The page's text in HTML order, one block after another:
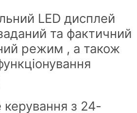
LED дисплей
та фактичний
режим , а також
з 24-